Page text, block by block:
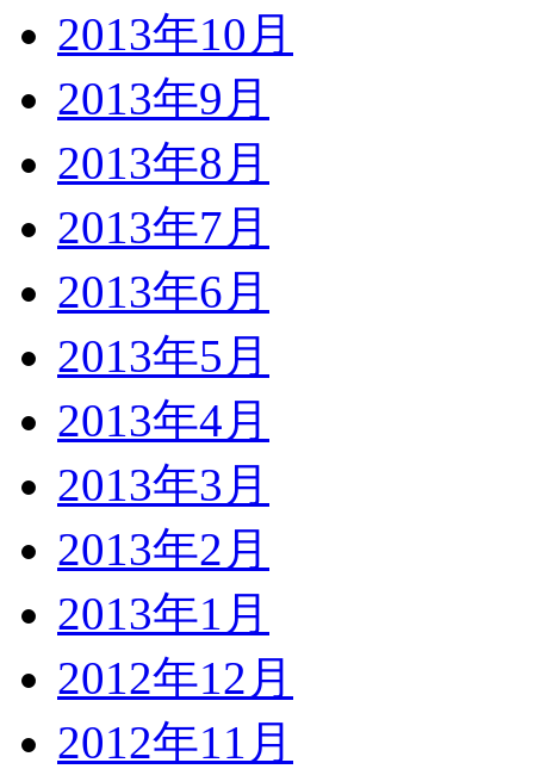
2013年10月
2013年9月
2013年8月
2013年7月
2013年6月
2013年5月
2013年4月
2013年3月
2013年2月
2013年1月
2012年12月
2012年11月